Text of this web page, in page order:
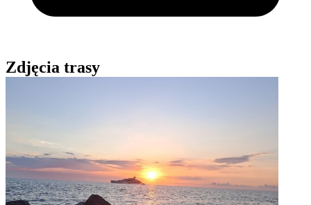
Zdjęcia trasy